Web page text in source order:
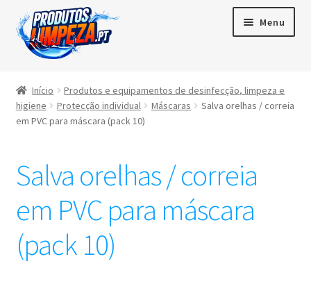
Menu
Produtos
Português
Início
Produtos e equipamentos de desinfecção, limpeza e
higiene
Protecção individual Máscaras
Salva orelhas / correia
em PVC para máscara (pack 10)
Salva orelhas / correia
em PVC para máscara
(pack 10)